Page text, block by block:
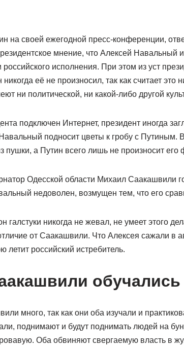
на своей ежегодной пресс-конференции,
мнение, что Алексей Навальный
исполнения. При этом из уст
её не произносил, так как считает это
ни политической, ни какой-либо другой
подключен Интернет, президент иногда
подносит цветы к гробу с Путиным.
пушки, а Путин всего лишь не произносит
Одесской области Михаил Саакашвили
недоволен, возмущен тем, что его
галстуки никогда не жевал, не умеет этого
от Саакашвили. Что Алексея сажали в
российский истребитель.
много, так как они оба изучали и
поднимают и будут поднимать людей на
Оба обвиняют свергаемую власть в